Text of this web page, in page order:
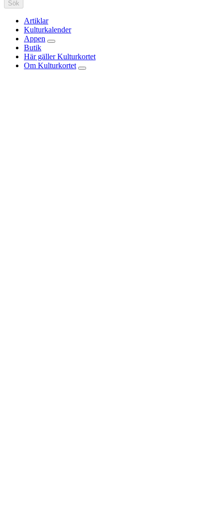
Sök
Artiklar
Kulturkalender
Appen
Butik
Här gäller Kulturkortet
Om Kulturkortet